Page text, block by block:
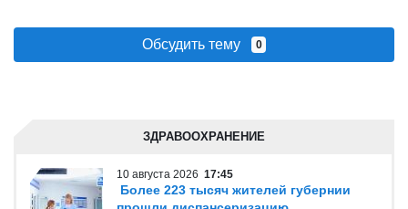
Обсудить тему 0
ЗДРАВООХРАНЕНИЕ
10 августа 2026 17:45
Более 223 тысяч жителей губернии